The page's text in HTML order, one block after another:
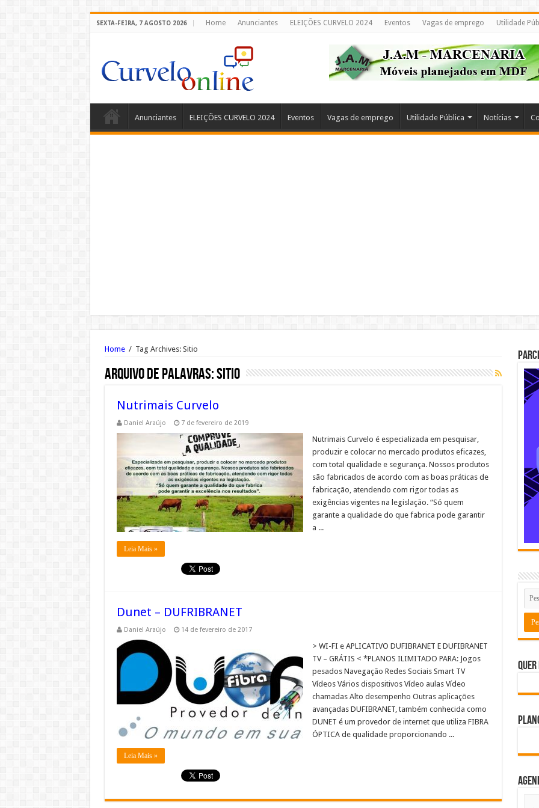
SEXTA-FEIRA, 7 AGOSTO 2026 Home Anunciantes ELEIÇÕES CURVELO 2024 Eventos Vagas de emprego Utilidade
Anunciantes ELEIÇÕES CURVELO 2024 Eventos Vagas de emprego Utilidade Pública Notícias
Home / Tag Archives: Sitio
Arquivo de palavras:Sitio
Nutrimais Curvelo
Daniel Araújo 7 de fevereiro de 2019
Nutrimais Curvelo é especializada em pesquisar,
produzir e colocar no mercado produtos eficazes,
com total qualidade e segurança. Nossos produtos
são fabricados de acordo com as boas práticas de
fabricação, atendendo com rigor todas as
exigências vigentes na legislação. “Só quem
garante a qualidade do que fabrica pode garantir
a ...
Leia Mais »
Dunet – DUFRIBRANET
Daniel Araújo 14 de fevereiro de 2017
> WI-FI e APLICATIVO DUFIBRANET E DUFIBRANET
TV – GRÁTIS < *PLANOS ILIMITADO PARA: Jogos
pesados Navegação Redes Sociais Smart TV
Vídeos Vários dispositivos Vídeo aulas​ Vídeo
chamadas Alto desempenho Outras aplicações
avançadas DUFIBRANET, também conhecida como
DUNET é um provedor de internet que utiliza FIBRA
ÓPTICA de qualidade proporcionando ...
Leia Mais »